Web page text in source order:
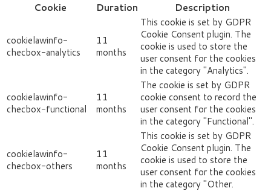
Cookie
Duration Description
cookielawinfo-
checbox-analytics
11
months
This cookie is set by GDPR
Cookie Consent plugin. The
cookie is used to store the
user consent for the cookies
in the category "Analytics".
cookielawinfo-
checbox-functional
11
months
The cookie is set by GDPR
cookie consent to record the
user consent for the cookies
in the category "Functional".
cookielawinfo-
checbox-others
11
months
This cookie is set by GDPR
Cookie Consent plugin. The
cookie is used to store the
user consent for the cookies
in the category "Other.